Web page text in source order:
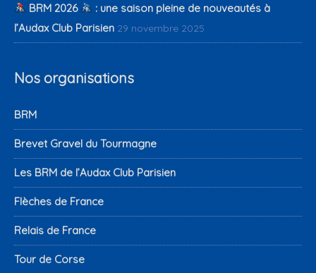
BRM 2026
: une saison pleine de nouveautés à
l’Audax Club Parisien 29 novembre 2025
Nos organisations
BRM
Brevet Gravel du Tourmagne
Les BRM de l’Audax Club Parisien
Flèches de France
Relais de France
Tour de Corse